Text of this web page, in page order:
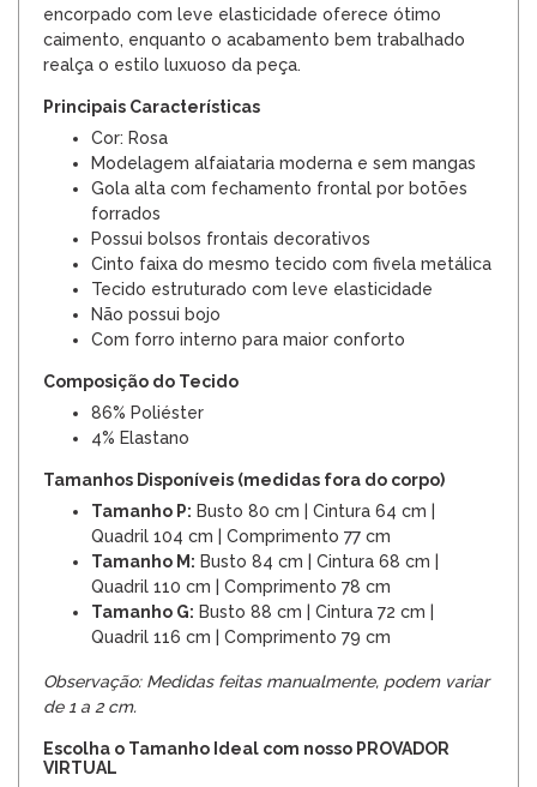
encorpado com leve elasticidade oferece ótimo
caimento, enquanto o acabamento bem trabalhado
realça o estilo luxuoso da peça.
Principais Características
Cor: Rosa
Modelagem alfaiataria moderna e sem mangas
Gola alta com fechamento frontal por botões
forrados
Possui bolsos frontais decorativos
Cinto faixa do mesmo tecido com fivela metálica
Tecido estruturado com leve elasticidade
Não possui bojo
Com forro interno para maior conforto
Composição do Tecido
86% Poliéster
4% Elastano
Tamanhos Disponíveis (medidas fora do corpo)
Tamanho P: Busto 80 cm | Cintura 64 cm |
Quadril 104 cm | Comprimento 77 cm
Tamanho M: Busto 84 cm | Cintura 68 cm |
Quadril 110 cm | Comprimento 78 cm
Tamanho G: Busto 88 cm | Cintura 72 cm |
Quadril 116 cm | Comprimento 79 cm
Observação: Medidas feitas manualmente, podem variar
de 1 a 2 cm.
Escolha o Tamanho Ideal com nosso PROVADOR
VIRTUAL